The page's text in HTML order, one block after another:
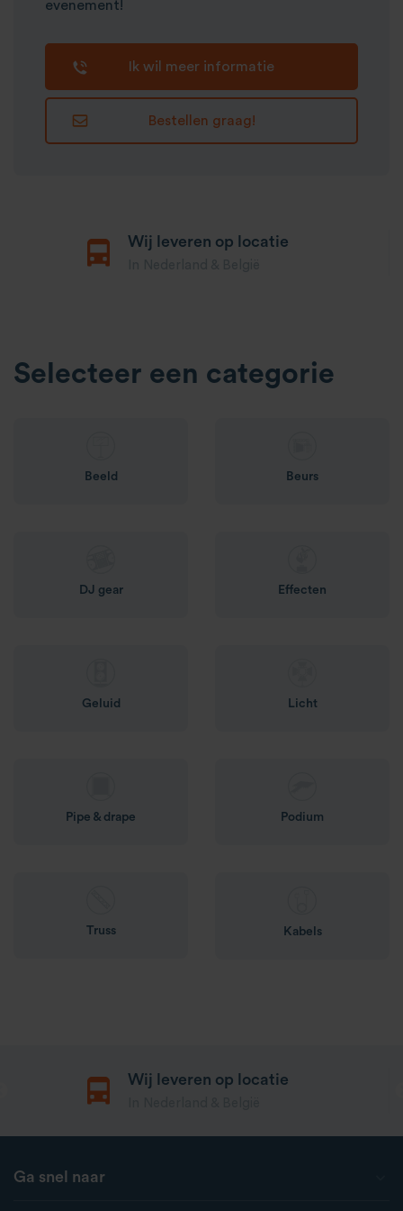
evenement!
Ik wil meer informatie
Bestellen graag!
Wij leveren op locatie
Selecteer een categorie
Beeld Beurs
DJ gear Effecten
Geluid Licht
Pipe & drape Podium
Truss Kabels
Wij leveren op locatie
Ga snel naar